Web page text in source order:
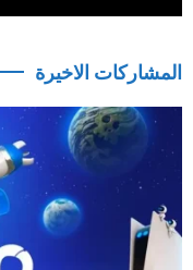
المشاركات الاخيرة